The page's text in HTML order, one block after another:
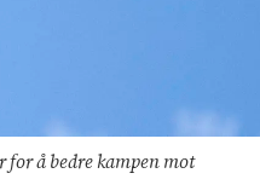
å bedre kampen mot